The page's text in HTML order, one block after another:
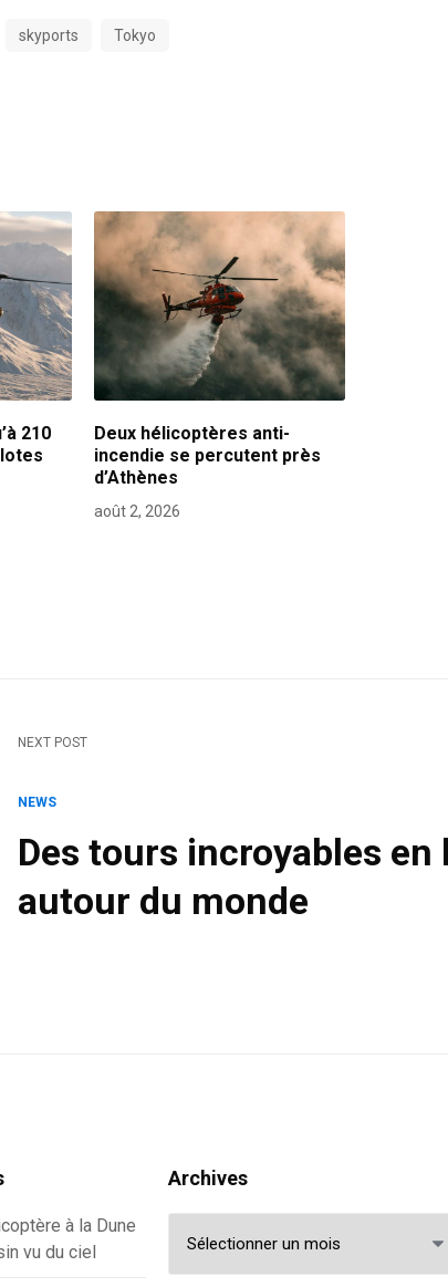
skyports Tokyo
210
Deux hélicoptères anti-
incendie se percutent près
d’Athènes
août 2, 2026
NEXT POST
NEWS
Des tours incroyables
autour du monde
à la Dune
vu du ciel
Archives